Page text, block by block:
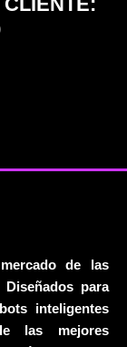
de las
para
inteligentes
las mejores